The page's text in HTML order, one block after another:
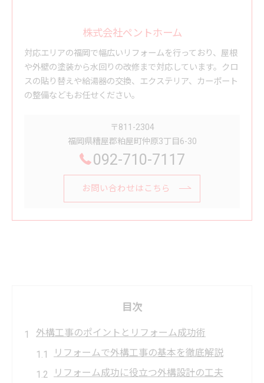
株式会社ペントホーム
対応エリアの福岡で幅広いリフォームを行っており、屋根
や外壁の塗装から水回りの改修まで対応しています。クロ
スの貼り替えや給湯器の交換、エクステリア、カーポート
の整備などもお任せください。
〒811-2304
福岡県糟屋郡粕屋町仲原3丁目6-30
092-710-7117
お問い合わせはこちら
目次
外構工事のポイントとリフォーム成功術
リフォームで外構工事の基本を徹底解説
リフォーム成功に役立つ外構設計の工夫